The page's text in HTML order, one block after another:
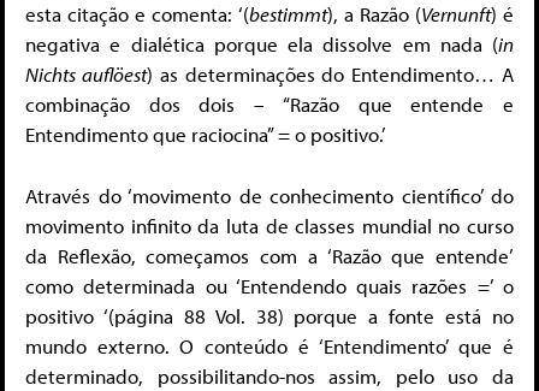
esta citação e comenta: ‘(bestimmt), a Razão (Vernunft) é
negativa e dialética porque ela dissolve em nada (in
Nichts auflöest) as determinações do Entendimento… A
combinação dos dois – “Razão que entende e
Entendimento que raciocina” = o positivo.’
Através do ‘movimento de conhecimento científico’ do
movimento infinito da luta de classes mundial no curso
da Reflexão, começamos com a ‘Razão que entende’
como determinada ou ‘Entendendo quais razões =’ o
positivo ‘(página 88 Vol. 38) porque a fonte está no
mundo externo. O conteúdo é ‘Entendimento’ que é
determinado, possibilitando-nos assim, pelo uso da